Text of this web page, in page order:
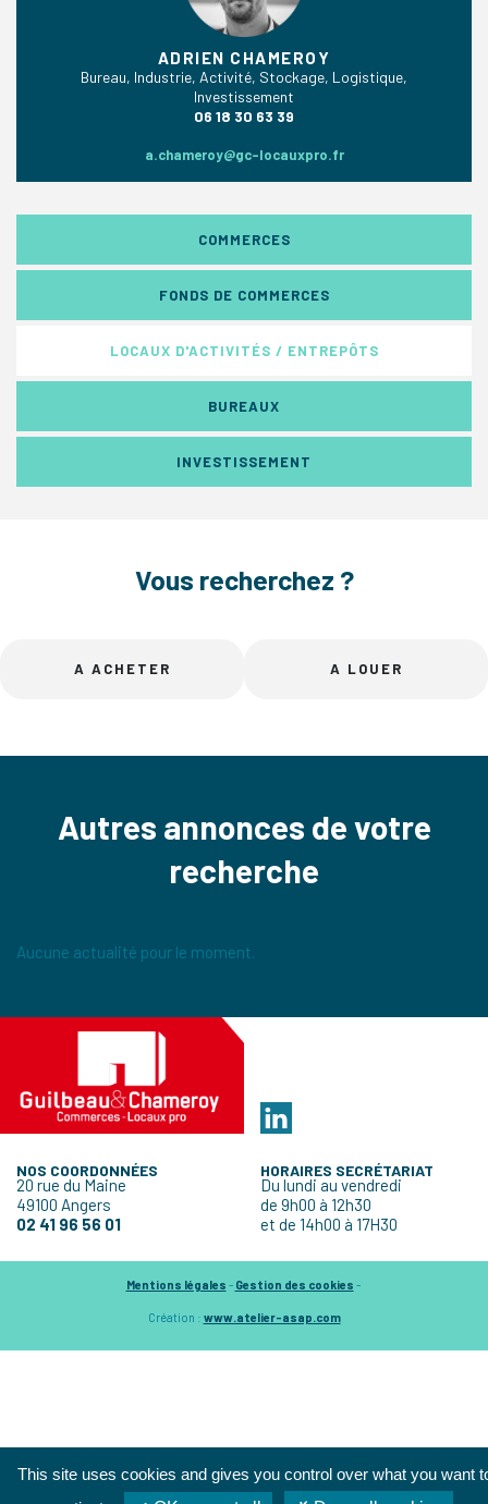
ADRIEN CHAMEROY
Bureau, Industrie, Activité, Stockage, Logistique,
Investissement
06 18 30 63 39
a.chameroy@gc-locauxpro.fr
COMMERCES
FONDS DE COMMERCES
LOCAUX D'ACTIVITÉS / ENTREPÔTS
BUREAUX
INVESTISSEMENT
Vous recherchez ?
A ACHETER A LOUER
Autres annonces de votre
recherche
Aucune actualité pour le moment.
NOS COORDONNÉES
20 rue du Maine
49100 Angers
02 41 96 56 01
HORAIRES SECRÉTARIAT
Du lundi au vendredi
de 9h00 à 12h30
et de 14h00 à 17H30
Mentions légales - Gestion des cookies -
Création : www.atelier-asap.com
This site uses cookies and gives you control over what you want